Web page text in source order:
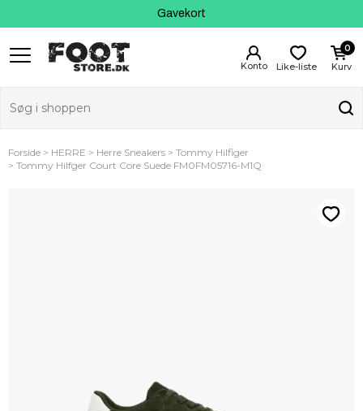
Gavekort
Kundeservice
Kurv
0
Like-liste
Forside HERRE Herre Sneakers
Tommy Hilfiger
Tommy Hilfger Court Core Suede FM0FM05716-M1Q